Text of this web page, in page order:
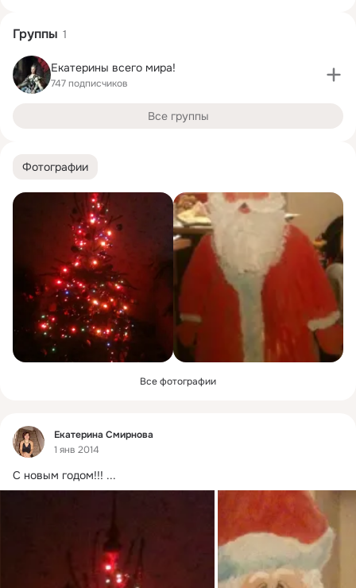
Фотографии
Все фотографии
Фид
Екатерина Смирнова
1 янв 2014
С новым годом!!! ...
Группы 1
Екатерины всего мира!
747 подписчиков
Все группы